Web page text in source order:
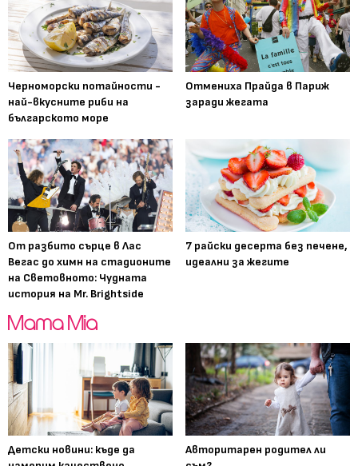
Черноморски потайности -
най-вкусните риби на
българското море
Отмениха Прайда в Париж
заради жегата
От разбито сърце в Лас
Вегас до химн на стадионите
на Световното: Чудната
история на Mr. Brightside
7 райски десерта без печене,
идеални за жегите
Детски новини: къде да
Авторитарен родител ли